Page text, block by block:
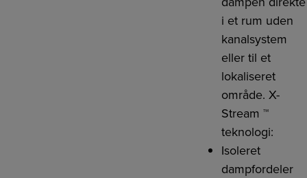
i et rum uden
kanalsystem
eller til et
lokaliseret
område. X-
Stream ™
teknologi:
Isoleret
dampfordeler